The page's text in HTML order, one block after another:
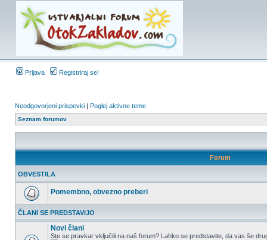
Prijava Registriraj se!
Neodgovorjeni prispevki | Poglej aktivne teme
Seznam forumov
Forum
OBVESTILA
Pomembno, obvezno preberi
ČLANI SE PREDSTAVIJO
Novi člani
Ste se pravkar vključili na naš forum? Lahko se predstavite, da vas še